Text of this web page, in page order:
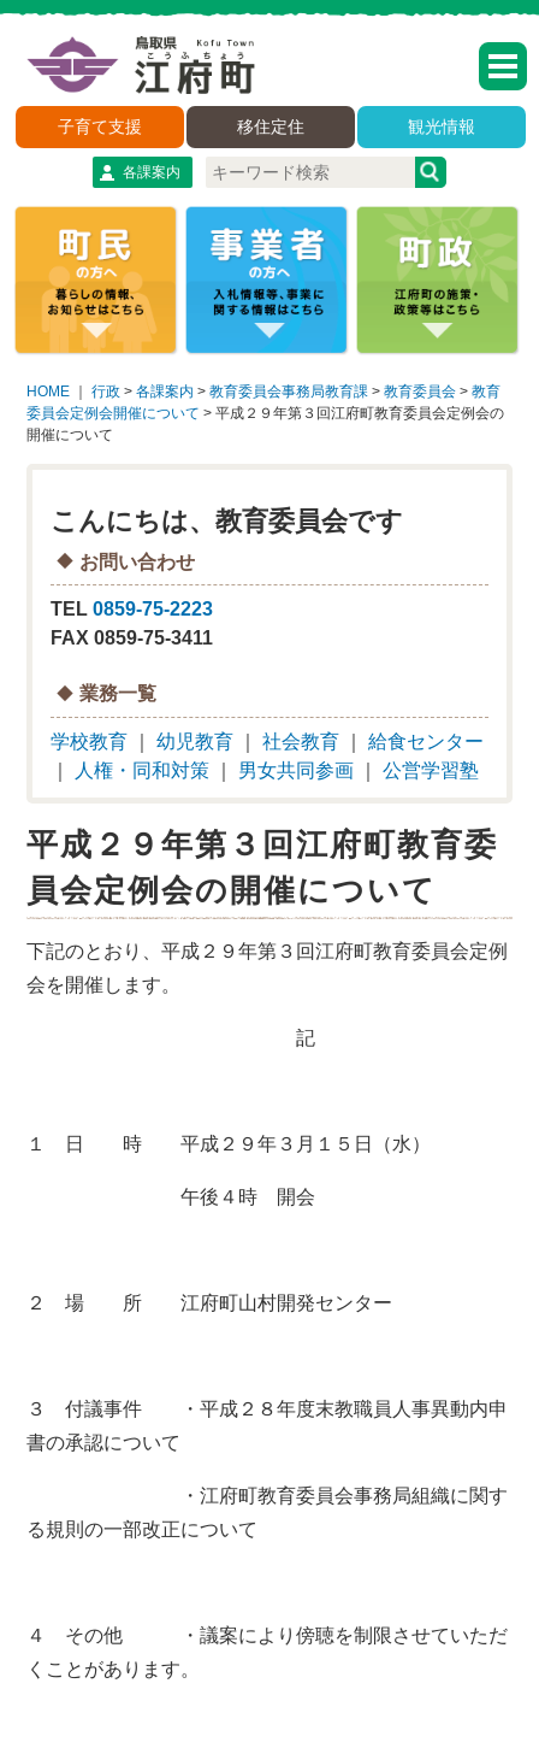
子育て支援 移住定住 観光情報
各課案内
HOME ｜行政 >各課案内 >教育委員会事務局教育課 >教育委員会 >教育
委員会定例会開催について >平成２９年第３回江府町教育委員会定例会の
開催について
こんにちは、教育委員会です
お問い合わせ
TEL0859-75-2223
FAX 0859-75-3411
業務一覧
学校教育 ｜幼児教育 ｜社会教育 ｜給食センター
人権・同和対策 男女共同参画 ｜公営学習塾
平成２９年第３回江府町教育委
員会定例会の開催について
下記のとおり、平成２９年第３回江府町教育委員会定例
会を開催します。
記
１ 日 時 平成２９年３月１５日（水）
午後４時 開会
２ 場 所 江府町山村開発センター
３ 付議事件 ・平成２８年度末教職員人事異動内申
書の承認について
・江府町教育委員会事務局組織に関す
る規則の一部改正について
４ その他 ・議案により傍聴を制限させていただ
くことがあります。